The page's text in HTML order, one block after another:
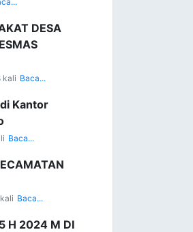
DESA
kali Baca...
Kantor
Baca...
Baca...
H 2024 M DI